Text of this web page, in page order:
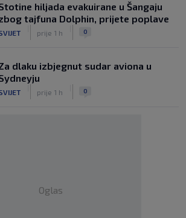
hiljada evakuirane u Šangaju
tajfuna Dolphin, prijete poplave
prije 1 h 0
dlaku izbjegnut sudar aviona u
prije 1 h 0
Oglas